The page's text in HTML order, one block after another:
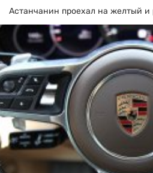
Астанчанин проехал на желтый и